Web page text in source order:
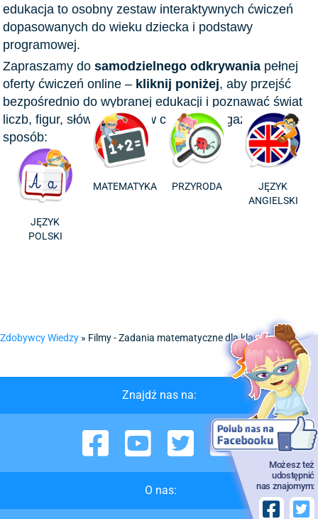
Możesz też
udostępnić
nas znajomym:
edukacja to osobny zestaw interaktywnych ćwiczeń
dopasowanych do wieku dziecka i podstawy
programowej.
Zapraszamy dosamodzielnego odkrywania pełnej
oferty ćwiczeń online – kliknij poniżej, aby przejść
bezpośrednio do wybranej edukacji i poznawać świat
liczb, figur, słów i zjawisk w ciekawy, angażujący
sposób:
JĘZYK
POLSKI
MATEMATYKA PRZYRODA
JĘZYK
ANGIELSKI
Zdobywcy Wiedzy » Filmy - Zadania matematyczne dla klasy 2
Znajdź nas na:
Facebook YouTube Twitter Instagram
O nas: